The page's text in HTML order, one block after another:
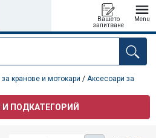
Вашето
запитване
Menu
кранове и мотокари / Аксесоари за
ПОДКАТЕГОРИЙ